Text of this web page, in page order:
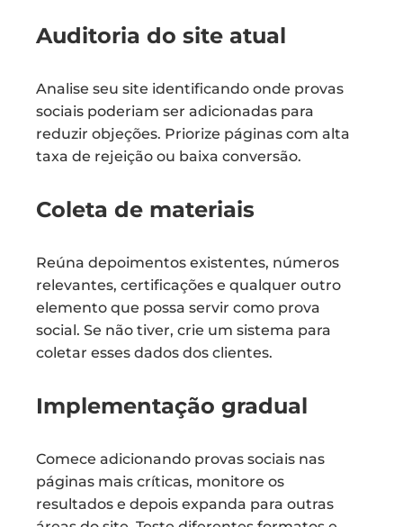
Auditoria do site atual
Analise seu site identificando onde provas
sociais poderiam ser adicionadas para
reduzir objeções. Priorize páginas com alta
taxa de rejeição ou baixa conversão.
Coleta de materiais
Reúna depoimentos existentes, números
relevantes, certificações e qualquer outro
elemento que possa servir como prova
social. Se não tiver, crie um sistema para
coletar esses dados dos clientes.
Implementação gradual
Comece adicionando provas sociais nas
páginas mais críticas, monitore os
resultados e depois expanda para outras